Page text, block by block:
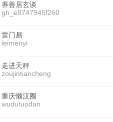
养善居玄谈
gh_e8747945f260
雷门易
leimenyi
走进天秤
zoujintiancheng
重庆懒汉圈
wudutuodan